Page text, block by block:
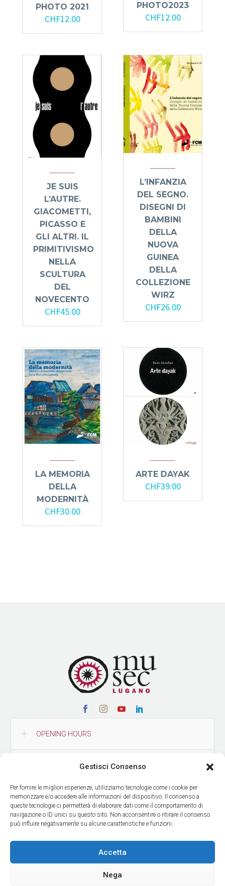
Gestisci Consenso
Per fornire le migliori esperienze, utilizziamo tecnologie come i cookie per
memorizzare e/o accedere alle informazioni del dispositivo. Il consenso a
queste tecnologie ci permetterà di elaborare dati come il comportamento di
navigazione o ID unici su questo sito. Non acconsentire o ritirare il consenso
può influire negativamente su alcune caratteristiche e funzioni.
Accetta
Nega
PHOTO 2021
CHF12.00
PHOTO2023
CHF12.00
JE SUIS
L’AUTRE.
GIACOMETTI,
PICASSO E
GLI ALTRI. IL
PRIMITIVISMO
NELLA
SCULTURA
DEL
NOVECENTO
CHF45.00
L’INFANZIA
DEL SEGNO.
DISEGNI DI
BAMBINI
DELLA
NUOVA
GUINEA
DELLA
COLLEZIONE
WIRZ
CHF26.00
LA MEMORIA
DELLA
MODERNITÀ
CHF30.00
ARTE DAYAK
CHF39.00
OPENING HOURS
HOW TO REACH US